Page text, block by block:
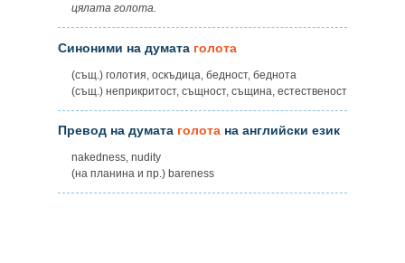
цялата голота.
Синоними на думата голота
(същ.) голотия, оскъдица, бедност, беднота
(същ.) неприкритост, същност, същина, естественост
Превод на думата голота на английски език
nakedness, nudity
(на планина и пр.) bareness